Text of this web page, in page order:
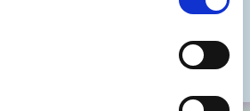
Etagenheizung